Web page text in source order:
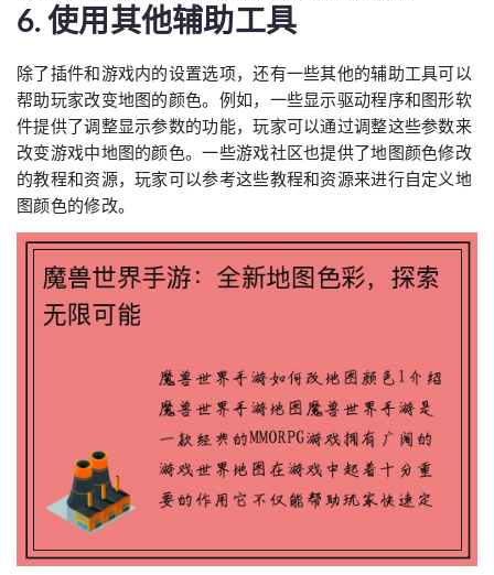
6. 使用其他辅助工具
除了插件和游戏内的设置选项，还有一些其他的辅助工具可以
帮助玩家改变地图的颜色。例如，一些显示驱动程序和图形软
件提供了调整显示参数的功能，玩家可以通过调整这些参数来
改变游戏中地图的颜色。一些游戏社区也提供了地图颜色修改
的教程和资源，玩家可以参考这些教程和资源来进行自定义地
图颜色的修改。